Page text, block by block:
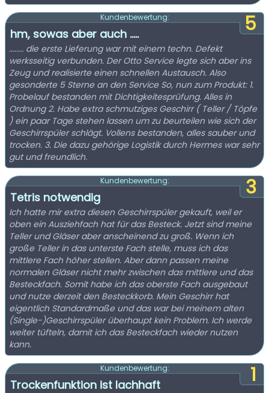
5
Kundenbewertung:
hm, sowas aber auch .....
........ die erste Lieferung war mit einem techn. Defekt
werksseitig verbunden. Der Otto Service legte sich aber ins
Zeug und realisierte einen schnellen Austausch. Also
gesonderte 5 Sterne an den Service So, nun zum Produkt: 1.
Probelauf bestanden mit Dichtigkeitesprüfung. Alles in
Ordnung 2. Habe extra schmutziges Geschirr ( Teller / Töpfe
) ein paar Tage stehen lassen um zu beurteilen wie sich der
Geschirrspüler schlägt. Vollens bestanden, alles sauber und
trocken. 3. Die dazu gehörige Logistik durch Hermes war sehr
gut und freundlich.
3
Kundenbewertung:
Tetris notwendig
Ich hatte mir extra diesen Geschirrspüler gekauft, weil er
oben ein Ausziehfach hat für das Besteck. Jetzt sind meine
Teller und Gläser aber anscheinend zu groß. Wenn ich
große Teller in das unterste Fach stelle, muss ich das
mittlere Fach höher stellen. Aber dann passen meine
normalen Gläser nicht mehr zwischen das mittlere und das
Besteckfach. Somit habe ich das oberste Fach ausgebaut
und nutze derzeit den Besteckkorb. Mein Geschirr hat
eigentlich Standardmaße und das war bei meinem alten
(Single-)Geschirrspüler überhaupt kein Problem. Ich werde
weiter tüfteln, damit ich das Besteckfach wieder nutzen
kann.
1
Kundenbewertung:
Trockenfunktion ist lachhaft